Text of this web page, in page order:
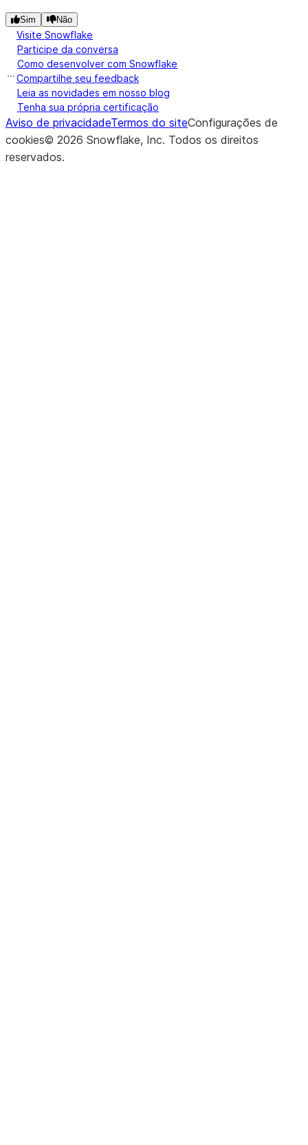
Sim Não
Visite Snowflake
Participe da conversa
Como desenvolver com Snowflake
Compartilhe seu feedback
Leia as novidades em nosso blog
Tenha sua própria certificação
Aviso de privacidadeTermos do siteConfigurações de
cookies© 2026 Snowflake, Inc. Todos os direitos
reservados.